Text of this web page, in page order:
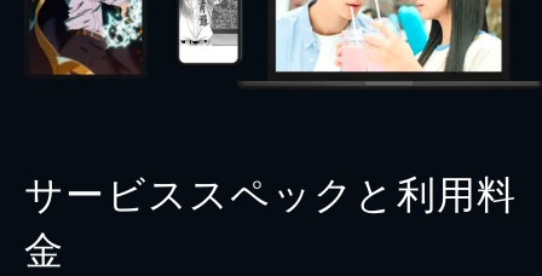
サービススペックと利用料
金